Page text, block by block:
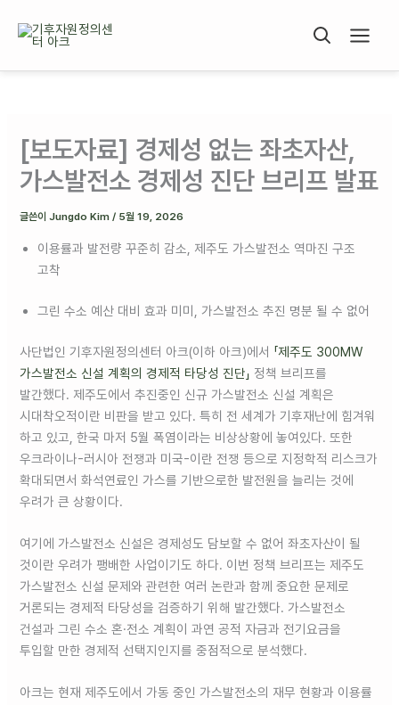
건너뛰기
[보도자료] 경제성 없는 좌초자산,
가스발전소 경제성 진단 브리프 발표
글쓴이Jungdo Kim/ 5월 19, 2026
이용률과 발전량 꾸준히 감소, 제주도 가스발전소 역마진 구조
고착
그린 수소 예산 대비 효과 미미, 가스발전소 추진 명분 될 수 없어
사단법인 기후자원정의센터 아크(이하 아크)에서 「제주도 300MW
가스발전소 신설 계획의 경제적 타당성 진단」 정책 브리프를
발간했다. 제주도에서 추진중인 신규 가스발전소 신설 계획은
시대착오적이란 비판을 받고 있다. 특히 전 세계가 기후재난에 힘겨워
하고 있고, 한국 마저 5월 폭염이라는 비상상황에 놓여있다. 또한
우크라이나-러시아 전쟁과 미국-이란 전쟁 등으로 지정학적 리스크가
확대되면서 화석연료인 가스를 기반으로한 발전원을 늘리는 것에
우려가 큰 상황이다.
여기에 가스발전소 신설은 경제성도 담보할 수 없어 좌초자산이 될
것이란 우려가 팽배한 사업이기도 하다. 이번 정책 브리프는 제주도
가스발전소 신설 문제와 관련한 여러 논란과 함께 중요한 문제로
거론되는 경제적 타당성을 검증하기 위해 발간했다. 가스발전소
건설과 그린 수소 혼·전소 계획이 과연 공적 자금과 전기요금을
투입할 만한 경제적 선택지인지를 중점적으로 분석했다.
아크는 현재 제주도에서 가동 중인 가스발전소의 재무 현황과 이용률